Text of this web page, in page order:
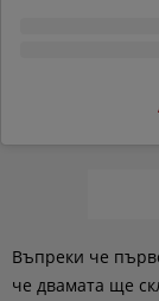
Въпреки че
че двамата ще